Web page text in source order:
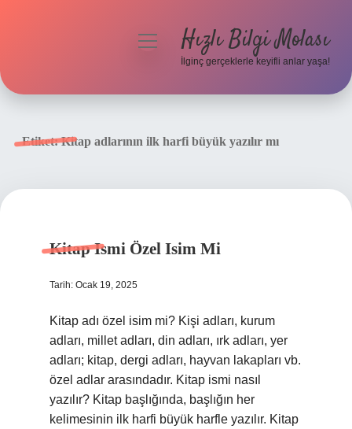
menüyüHızlı Bilgi Molası
İlginç gerçeklerle keyifli anlar yaşa!
Etiket:Kitap adlarının ilk harfi büyük yazılır mı
Kitap Ismi Özel Isim Mi
Tarih: Ocak 19, 2025
Kitap adı özel isim mi? Kişi adları, kurum
adları, millet adları, din adları, ırk adları, yer
adları; kitap, dergi adları, hayvan lakapları vb.
özel adlar arasındadır. Kitap ismi nasıl
yazılır? Kitap başlığında, başlığın her
kelimesinin ilk harfi büyük harfle yazılır. Kitap